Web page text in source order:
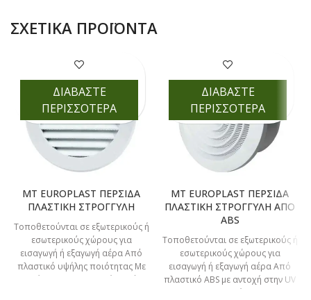
ΣΧΕΤΙΚΆ ΠΡΟΪΌΝΤΑ
MT EUROPLAST ΠΕΡΣΙΔΑ
ΠΛΑΣΤΙΚΗ ΣΤΡΟΓΓΥΛΗ
Τοποθετούνται σε εξωτερικούς ή
εσωτερικούς χώρους για
εισαγωγή ή εξαγωγή αέρα Από
πλαστικό υψήλης ποιότητας Με
πλέγμα για προστασία από
ΔΙΑΒΑΣΤΕ
ΠΕΡΙΣΣΟΤΕΡΑ
MT EUROPLAST ΠΕΡΣΙΔΑ
ΠΛΑΣΤΙΚΗ ΣΤΡΟΓΓΥΛΗ ΑΠΟ
ABS
Τοποθετούνται σε εξωτερικούς ή
εσωτερικούς χώρους για
εισαγωγή ή εξαγωγή αέρα Από
πλαστικό ΑBS με αντοχή στην UV
ακτινοβολία Με
ΔΙΑΒΑΣΤΕ
ΠΕΡΙΣΣΟΤΕΡΑ